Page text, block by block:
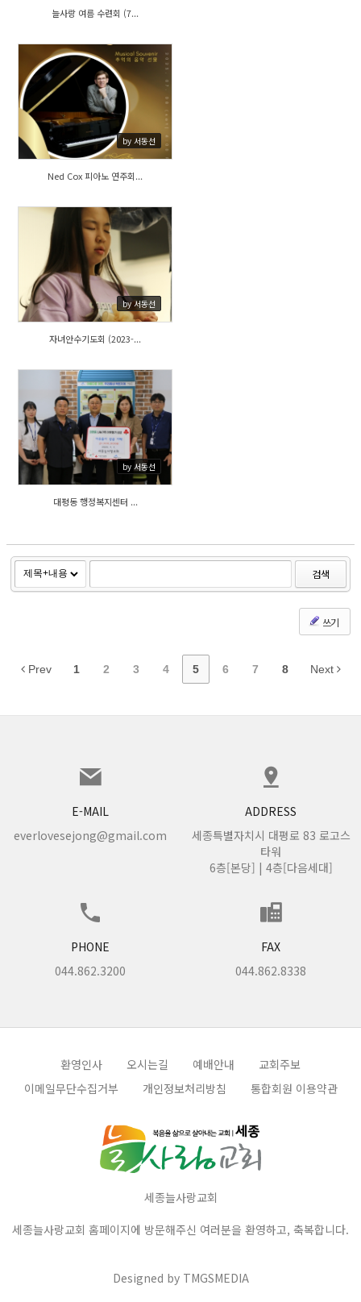
늘사랑 여름 수련회 (7...
by 서동선
457
Ned Cox 피아노 연주회...
by 서동선
자녀안수기도회 (2023-...
by 서동선
474
대평동 행정복지센터 ...
검색
쓰기
Prev 1 2 3 4 5 6 7 8 Next
E-MAIL
everlovesejong@gmail.com
ADDRESS
세종특별자치시 대평로 83 로고스
타워
6층[본당] | 4층[다음세대]
PHONE
044.862.3200
FAX
044.862.8338
환영인사 오시는길 예배안내
교회주보
이메일무단수집거부
개인정보처리방침 통합회원 이용약관
세종늘사랑교회
세종늘사랑교회 홈페이지에 방문해주신 여러분을 환영하고, 축복합니다.
Designed by TMGSMEDIA